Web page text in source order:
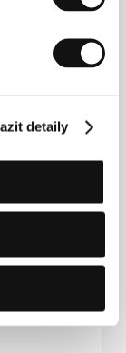
detaily
na